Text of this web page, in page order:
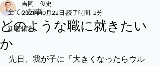
全ての記事
新着情報
どのような職に就きたい
か
吉岡 俊史
2021年10月22日 読了時間: 2分
先日、我が子に「大きくなったらウル